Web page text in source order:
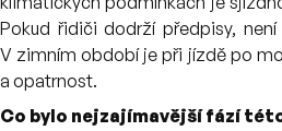
Pokud řidiči dodrží předpisy,
V zimním období je při jízdě po
a opatrnost.
Co bylo nejzajímavější fází